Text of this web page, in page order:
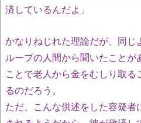
済しているんだよ」
かなりねじれた理論だが、同じ
ループの人間から聞いたことが
ことで老人から金をむしり取
るのだろう。
ただ、こんな供述をした容疑者